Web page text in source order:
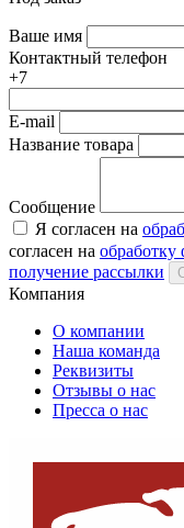
Ваше имя
Контактный телефон
+7
E-mail
Название товара
Сообщение
Я согласен на
согласен на обработку
получение рассылки
Компания
О компании
Наша команда
Реквизиты
Отзывы о нас
Пресса о нас